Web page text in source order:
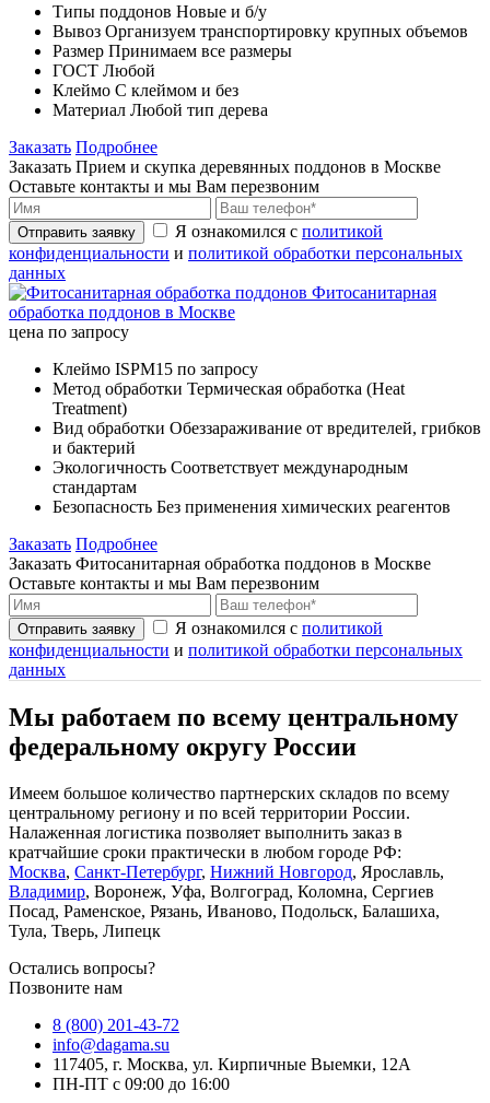
Типы поддонов Новые и б/у
Вывоз Организуем транспортировку крупных объемов
Размер Принимаем все размеры
ГОСТ Любой
Клеймо С клеймом и без
Материал Любой тип дерева
Заказать Подробнее
Заказать Прием и скупка деревянных поддонов в Москве
Оставьте контакты и мы Вам перезвоним
Отправить заявку Я ознакомился с политикой
конфиденциальности и политикой обработки персональных
данных
Фитосанитарная
обработка поддонов в Москве
цена по запросу
Клеймо ISPM15 по запросу
Метод обработки Термическая обработка (Heat
Treatment)
Вид обработки Обеззараживание от вредителей, грибков
и бактерий
Экологичность Соответствует международным
стандартам
Безопасность Без применения химических реагентов
Заказать Подробнее
Заказать Фитосанитарная обработка поддонов в Москве
Оставьте контакты и мы Вам перезвоним
Отправить заявку Я ознакомился с политикой
конфиденциальности и политикой обработки персональных
данных
Мы работаем по всему центральному
федеральному округу России
Имеем большое количество партнерских складов по всему
центральному региону и по всей территории России.
Налаженная логистика позволяет выполнить заказ в
кратчайшие сроки практически в любом городе РФ:
Москва, Санкт-Петербург, Нижний Новгород, Ярославль,
Владимир, Воронеж, Уфа, Волгоград, Коломна, Сергиев
Посад, Раменское, Рязань, Иваново, Подольск, Балашиха,
Тула, Тверь, Липецк
Остались вопросы?
Позвоните нам
8 (800) 201-43-72
info@dagama.su
117405, г. Москва, ул. Кирпичные Выемки, 12А
ПН-ПТ с 09:00 до 16:00